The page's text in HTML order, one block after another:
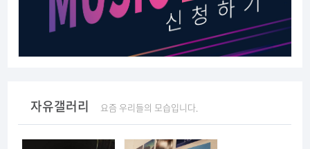
자유갤러리 요즘 우리들의 모습입니다.